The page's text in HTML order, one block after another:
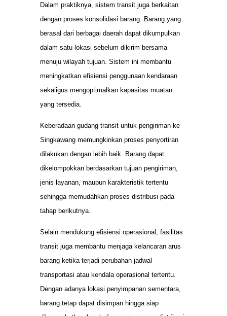
Dalam praktiknya, sistem transit juga berkaitan
dengan proses konsolidasi barang. Barang yang
berasal dari berbagai daerah dapat dikumpulkan
dalam satu lokasi sebelum dikirim bersama
menuju wilayah tujuan. Sistem ini membantu
meningkatkan efisiensi penggunaan kendaraan
sekaligus mengoptimalkan kapasitas muatan
yang tersedia.
Keberadaan gudang transit untuk pengiriman ke
Singkawang memungkinkan proses penyortiran
dilakukan dengan lebih baik. Barang dapat
dikelompokkan berdasarkan tujuan pengiriman,
jenis layanan, maupun karakteristik tertentu
sehingga memudahkan proses distribusi pada
tahap berikutnya.
Selain mendukung efisiensi operasional, fasilitas
transit juga membantu menjaga kelancaran arus
barang ketika terjadi perubahan jadwal
transportasi atau kendala operasional tertentu.
Dengan adanya lokasi penyimpanan sementara,
barang tetap dapat disimpan hingga siap